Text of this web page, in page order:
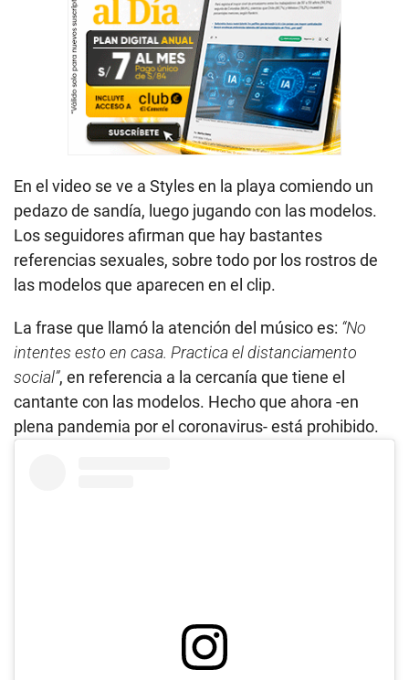
En el video se ve a Styles en la playa comiendo un
pedazo de sandía, luego jugando con las modelos.
Los seguidores afirman que hay bastantes
referencias sexuales, sobre todo por los rostros de
las modelos que aparecen en el clip.
La frase que llamó la atención del músico es: “No
intentes esto en casa. Practica el distanciamento
social”, en referencia a la cercanía que tiene el
cantante con las modelos. Hecho que ahora -en
plena pandemia por el coronavirus- está prohibido.